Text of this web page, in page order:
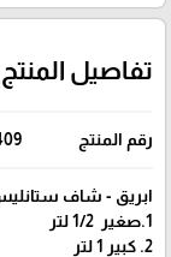
تفاصيل المنتج
رقم المنتج
ابريق - شاف
1.صغير 1/2 لتر
2. كبير 1 لتر